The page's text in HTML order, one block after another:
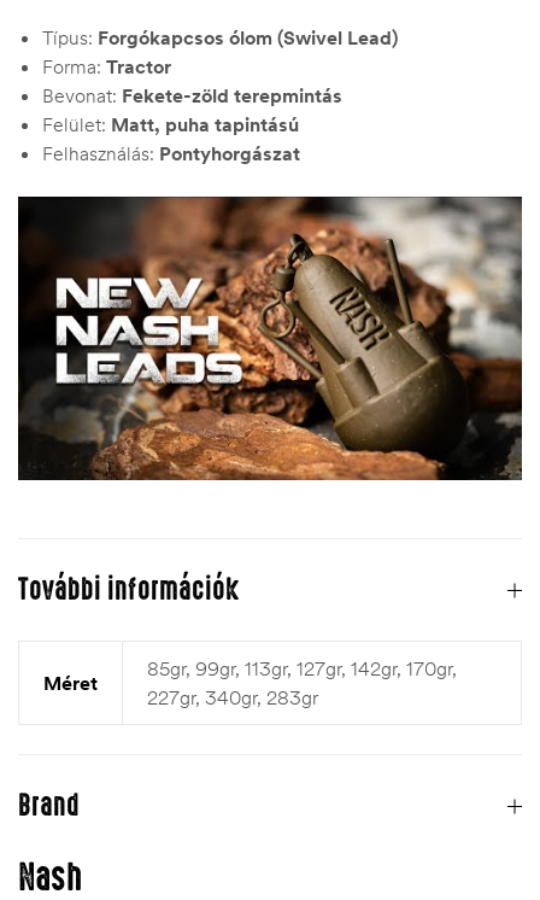
Típus: Forgókapcsos ólom (Swivel Lead)
Forma: Tractor
Bevonat: Fekete-zöld terepmintás
Felület: Matt, puha tapintású
Felhasználás: Pontyhorgászat
További információk
Méret
85gr, 99gr, 113gr, 127gr, 142gr, 170gr,
227gr, 340gr, 283gr
Brand
Nash